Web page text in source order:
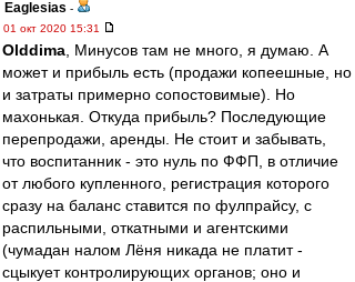
Eaglesias -
01 окт 2020 15:31
Olddima , Минусов там не много, я думаю. А
может и прибыль есть (продажи копеешные, но
и затраты примерно сопостовимые). Но
махонькая. Откуда прибыль? Последующие
перепродажи, аренды. Не стоит и забывать,
что воспитанник - это нуль по ФФП, в отличие
от любого купленного, регистрация которого
сразу на баланс ставится по фулпрайсу, с
распильными, откатными и агентскими
(чумадан налом Лёня никада не платит -
сцыкует контролирующих органов; оно и